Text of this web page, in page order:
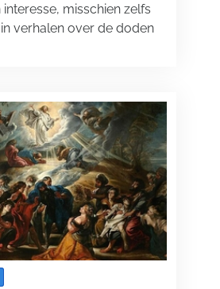
misschien zelfs
verhalen over de doden